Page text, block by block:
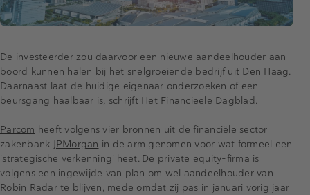
De investeerder zou daarvoor een nieuwe aandeelhouder aan
boord kunnen halen bij het snelgroeiende bedrijf uit Den Haag.
Daarnaast laat de huidige eigenaar onderzoeken of een
beursgang haalbaar is, schrijft Het Financieele Dagblad.
Parcom heeft volgens vier bronnen uit de financiële sector
zakenbank JPMorgan in de arm genomen voor wat formeel een
'strategische verkenning' heet. De private equity-firma is
volgens een ingewijde van plan om wel aandeelhouder van
Robin Radar te blijven, mede omdat zij pas in januari vorig jaar